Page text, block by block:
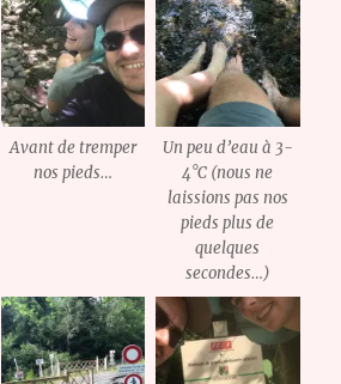
Avant de tremper
nos pieds…
Un peu d’eau à 3-
4°C (nous ne
laissions pas nos
pieds plus de
quelques
secondes…)